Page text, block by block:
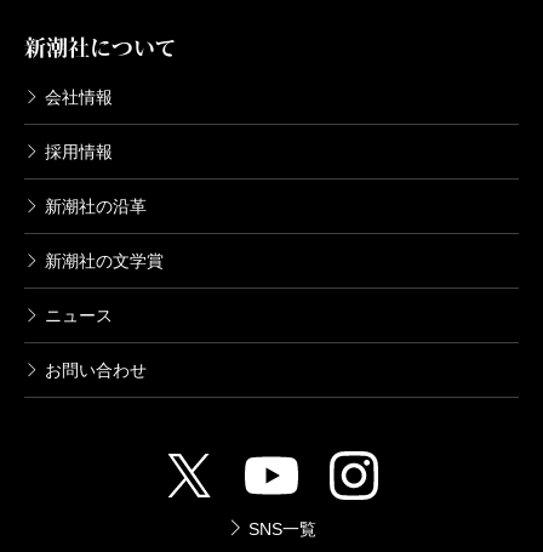
新潮社について
会社情報
採用情報
新潮社の沿革
新潮社の文学賞
ニュース
お問い合わせ
SNS一覧